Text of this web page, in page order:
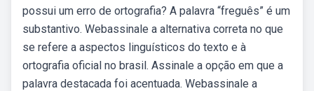
possui um erro de ortografia? A palavra “freguês” é um
substantivo. Webassinale a alternativa correta no que
se refere a aspectos linguísticos do texto e à
ortografia oficial no brasil. Assinale a opção em que a
palavra destacada foi acentuada. Webassinale a